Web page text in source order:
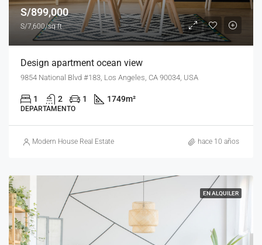
S/899,000
S/7,600/sq ft
Design apartment ocean view
9854 National Blvd #183, Los Angeles, CA 90034, USA
1 2 1 1749m²
DEPARTAMENTO
Modern House Real Estate hace 10 años
EN ALQUILER